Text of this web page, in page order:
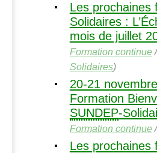
Les prochaines
Solidaires :
mois de juillet
Formation continue
Solidaires)
20-21
Formation
SUNDEP-
Formation continue
Les prochaines